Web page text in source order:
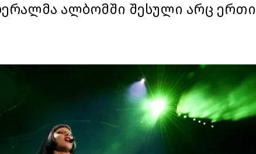
ალბომში შესული არც ერთი